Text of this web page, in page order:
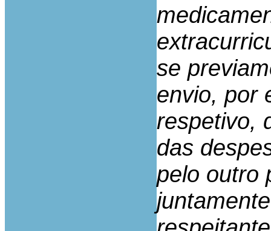
se
envio, por
respetivo,
das
pelo outro